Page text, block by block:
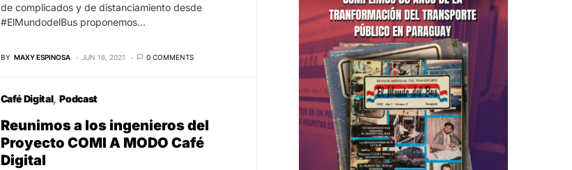
de complicados y de distanciamiento desde
#ElMundodelBus proponemos…
BY MAXY ESPINOSA JUN 16, 2021 0 COMMENTS
Café Digital Podcast
Reunimos a los ingenieros del
Proyecto COMI A MODO Café
Digital